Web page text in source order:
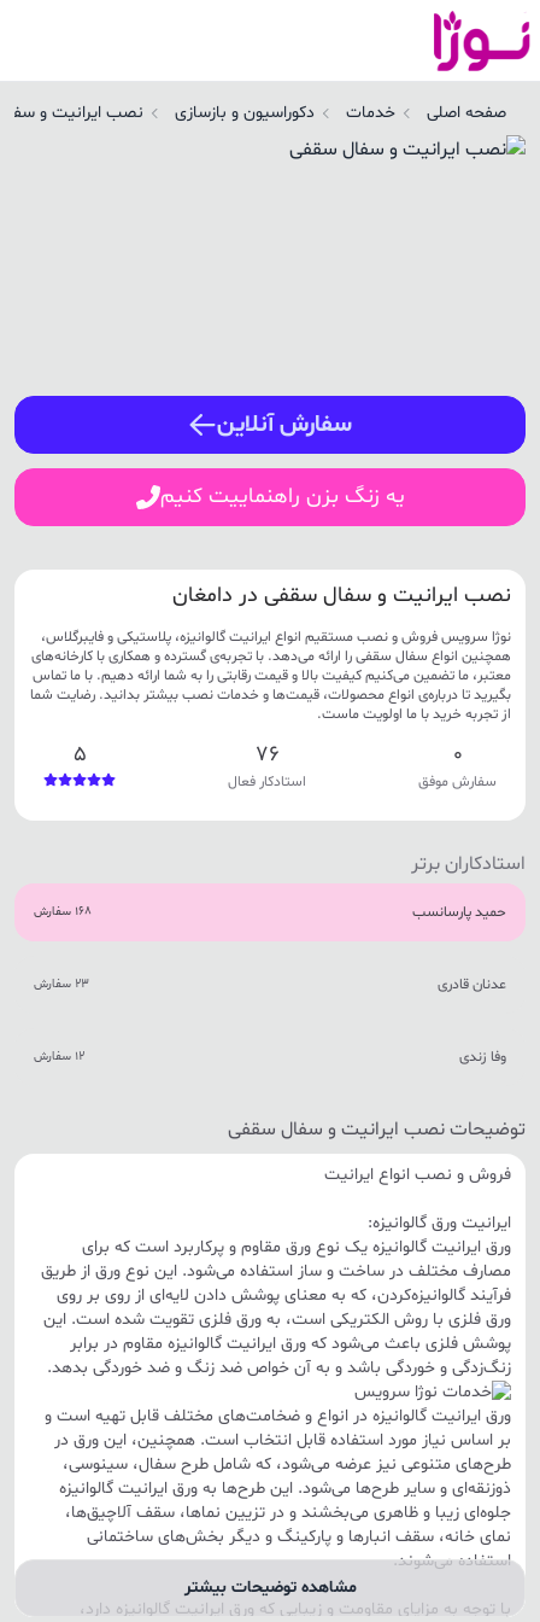
صفحه اصلی خدمات دکوراسیون و بازسازی نصب ایرانیت و
سفارش آنلاین
یه زنگ بزن راهنماییت کنیم
نصب ایرانیت و سفال سقفی در دامغان
نوژا سرویس فروش و نصب مستقیم انواع ایرانیت گالوانیزه، پلاستیکی و فایبرگلاس،
همچنین انواع سفال سقفی را ارائه می‌دهد. با تجربه‌ی گسترده و همکاری با کارخانه‌های
معتبر، ما تضمین می‌کنیم کیفیت بالا و قیمت رقابتی را به شما ارائه دهیم. با ما تماس
بگیرید تا درباره‌ی انواع محصولات، قیمت‌ها و خدمات نصب بیشتر بدانید. رضایت شما
از تجربه خرید با ما اولویت ماست.
0
سفارش موفق
76
استادکار فعال
5
استادکاران برتر
حمید پارسانسب 168 سفارش
عدنان قادری 23 سفارش
وفا زندی 12 سفارش
توضیحات نصب ایرانیت و سفال سقفی
فروش و نصب انواع ایرانیت
ایرانیت ورق گالوانیزه:
ورق ایرانیت گالوانیزه یک نوع ورق مقاوم و پرکاربرد است که برای
مصارف مختلف در ساخت و ساز استفاده می‌شود. این نوع ورق از طریق
فرآیند گالوانیزه‌کردن، که به معنای پوشش دادن لایه‌ای از روی بر روی
ورق فلزی با روش الکتریکی است، به ورق فلزی تقویت شده است. این
پوشش فلزی باعث می‌شود که ورق ایرانیت گالوانیزه مقاوم در برابر
زنگ‌زدگی و خوردگی باشد و به آن خواص ضد زنگ و ضد خوردگی بدهد.
ورق ایرانیت گالوانیزه در انواع و ضخامت‌های مختلف قابل تهیه است و
بر اساس نیاز مورد استفاده قابل انتخاب است. همچنین، این ورق در
طرح‌های متنوعی نیز عرضه می‌شود، که شامل طرح سفال، سینوسی،
ذوزنقه‌ای و سایر طرح‌ها می‌شود. این طرح‌ها به ورق ایرانیت گالوانیزه
جلوه‌ای زیبا و ظاهری می‌بخشند و در تزیین نماها، سقف آلاچیق‌ها،
نمای خانه، سقف انبارها و پارکینگ و دیگر بخش‌های ساختمانی
استفاده می‌شوند.
با توجه به مزایای مقاومت و زیبایی که ورق ایرانیت گالوانیزه دارد،
مشاهده توضیحات بیشتر